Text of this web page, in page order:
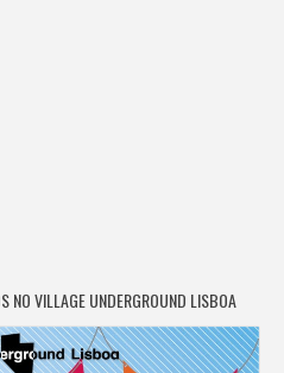
NO VILLAGE UNDERGROUND LISBOA